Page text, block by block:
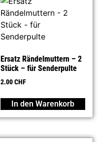
Ersatz Rändelmuttern – 2
Stück – für Senderpulte
2.00CHF
In den Warenkorb